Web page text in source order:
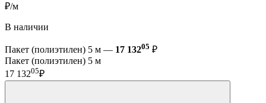
₽/м
В наличии
Пакет (полиэтилен) 5 м — 17 13205 ₽
Пакет (полиэтилен) 5 м
17 13205₽